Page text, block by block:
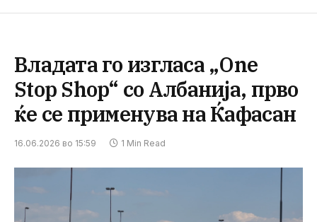
Владата го изгласа „One
Stop Shop“ со Албанија, прво
ќе се применува на Ќафасан
16.06.2026 во 15:59 1 Min Read